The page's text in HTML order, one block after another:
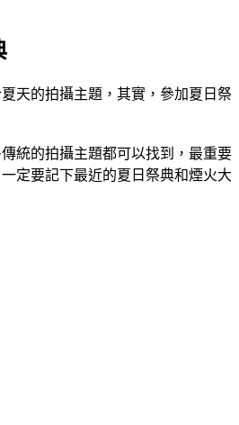
天的拍攝主題，其實，參加夏日祭
統的拍攝主題都可以找到，最重要
定要記下最近的夏日祭典和煙火大